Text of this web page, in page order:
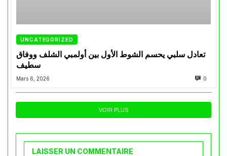
UNCATEGORIZED
تعادل سلبي يحسم الشوط الأول بين أولمبي الشلف ووفاق
سطيف
Mars 6, 2026 0
VOIR PLUS
LAISSER UN COMMENTAIRE